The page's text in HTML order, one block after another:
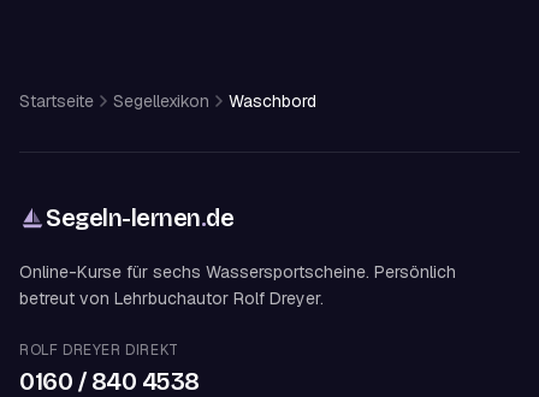
Startseite Segellexikon Waschbord
Segeln-lernen.de
Online-Kurse für sechs Wassersportscheine. Persönlich
betreut von Lehrbuchautor Rolf Dreyer.
ROLF DREYER DIREKT
0160 / 840 4538